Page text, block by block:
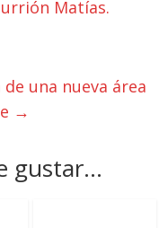
Matías.
una nueva área
→
gustar...